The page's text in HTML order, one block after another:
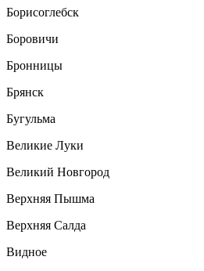
Борисоглебск
Боровичи
Бронницы
Брянск
Бугульма
Великие Луки
Великий Новгород
Верхняя Пышма
Верхняя Салда
Видное